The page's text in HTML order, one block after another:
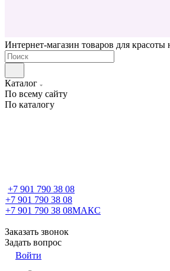
Интернет-магазин товаров для красоты
Каталог
По всему сайту
По каталогу
+7 901 790 38 08
+7 901 790 38 08
+7 901 790 38 08МАКС
Заказать звонок
Задать вопрос
Войти